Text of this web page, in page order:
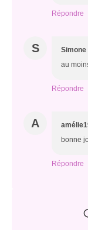
Répondre
S Simone
au
Répondre
A
bonne
Répondre